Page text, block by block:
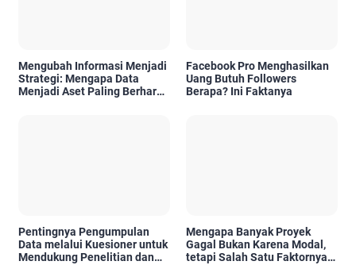
Mengubah Informasi Menjadi
Strategi: Mengapa Data
Menjadi Aset Paling Berharga
Facebook Pro Menghasilkan
Uang Butuh Followers
Berapa? Ini Faktanya
Pentingnya Pengumpulan
Data melalui Kuesioner untuk
Mendukung Penelitian dan
Mengapa Banyak Proyek
Gagal Bukan Karena Modal,
tetapi Salah Satu Faktornya